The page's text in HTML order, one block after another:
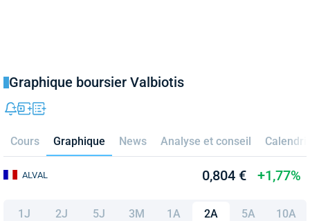
Graphique boursier Valbiotis
Cours Graphique News Analyse et conseil
ALVAL 0,804 € +1,77%
1J 2J 5J 3M 1A 2A 5A 10A